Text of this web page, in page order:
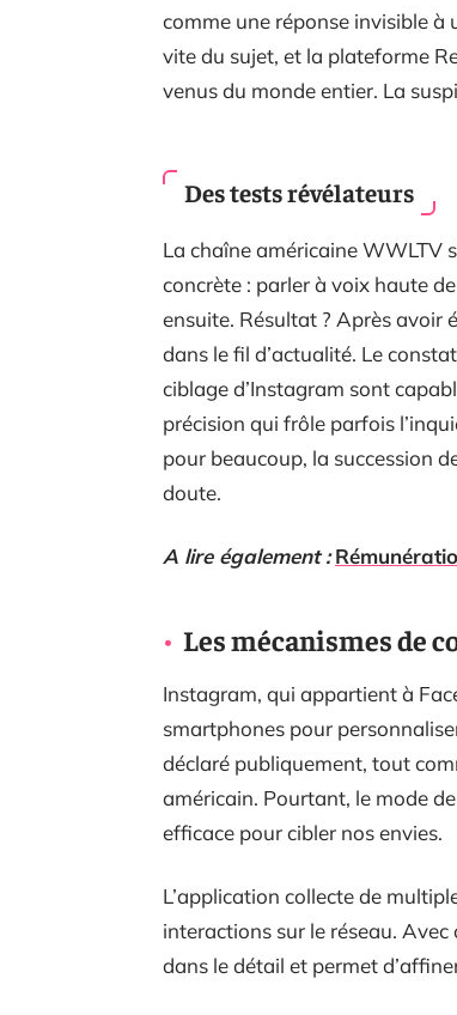
comme une réponse invisible à
vite du sujet, et la plateforme
venus du monde entier. La
Des tests révélateurs
La chaîne américaine WWLTV
concrète : parler à voix haute
ensuite. Résultat ? Après avoir
dans le fil d’actualité. Le
ciblage d’Instagram sont
précision qui frôle parfois
pour beaucoup, la succession
doute.
A lire également :
Les mécanismes de
Instagram, qui appartient à
smartphones pour
déclaré publiquement, tout
américain. Pourtant, le mode
efficace pour cibler nos envies.
L’application collecte de
interactions sur le réseau.
dans le détail et permet